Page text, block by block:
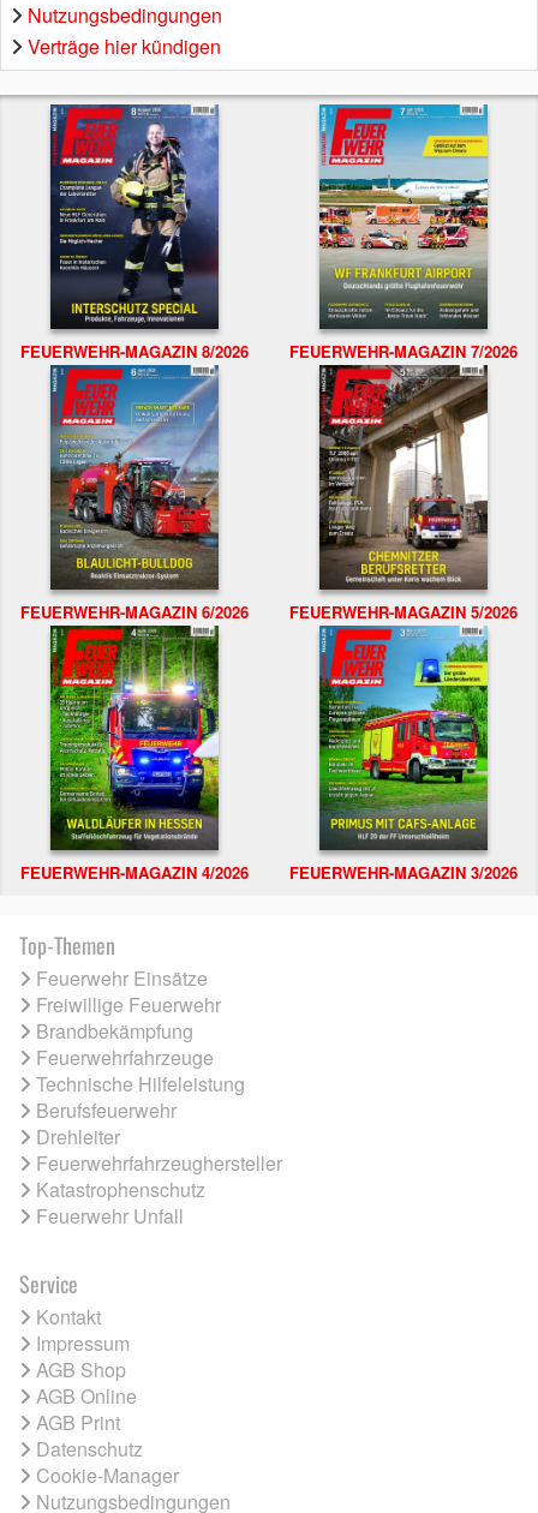
Nutzungsbedingungen
Verträge hier kündigen
FEUERWEHR-MAGAZIN 8/2026 FEUERWEHR-MAGAZIN 7/2026
FEUERWEHR-MAGAZIN 6/2026 FEUERWEHR-MAGAZIN 5/2026
FEUERWEHR-MAGAZIN 4/2026 FEUERWEHR-MAGAZIN 3/2026
Top-Themen
Feuerwehr Einsätze
Freiwillige Feuerwehr
Brandbekämpfung
Feuerwehrfahrzeuge
Technische Hilfeleistung
Berufsfeuerwehr
Drehleiter
Feuerwehrfahrzeughersteller
Katastrophenschutz
Feuerwehr Unfall
Service
Kontakt
Impressum
AGB Shop
AGB Online
AGB Print
Datenschutz
Cookie-Manager
Nutzungsbedingungen